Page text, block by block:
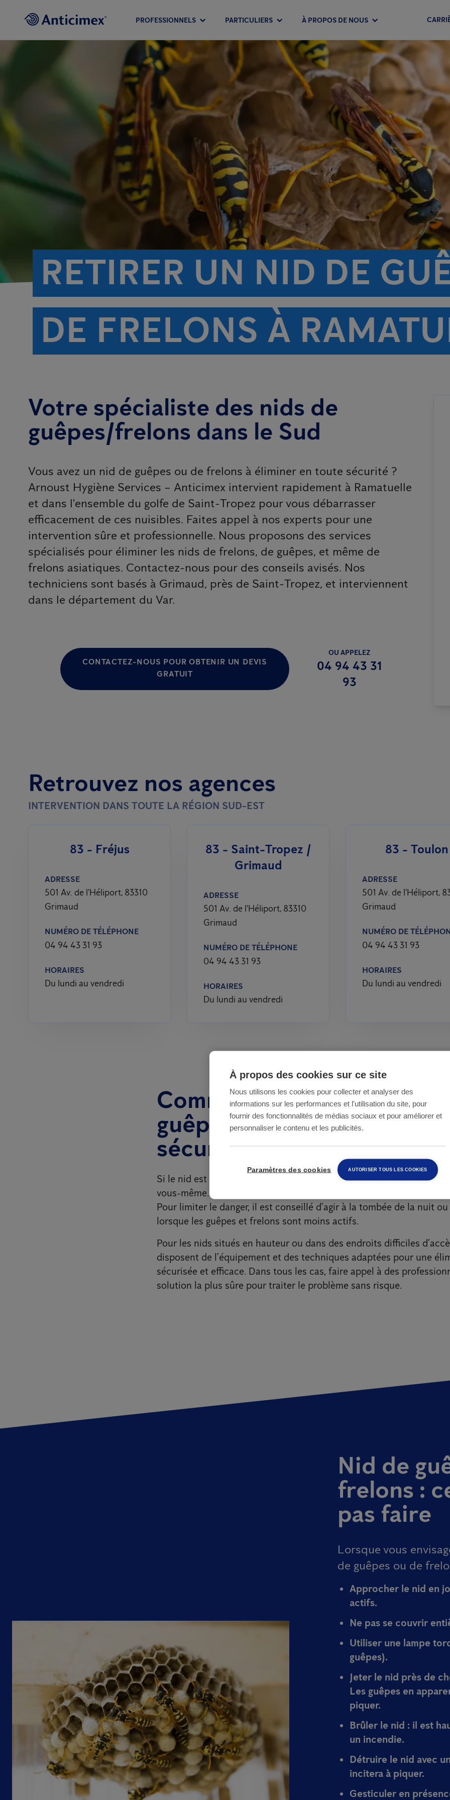
PROFESSIONNELS PARTICULIERS À PROPOS DE NOUS
RETIRER UN NID DE
DE FRELONS À
Votre spécialiste des nids de
guêpes/frelons dans le Sud
Vous avez un nid de guêpes ou de frelons à éliminer en toute sécurité ?
Arnoust Hygiène Services – Anticimex intervient rapidement à Ramatuelle
et dans l'ensemble du golfe de Saint-Tropez pour vous débarrasser
efficacement de ces nuisibles. Faites appel à nos experts pour une
intervention sûre et professionnelle. Nous proposons des services
spécialisés pour éliminer les nids de frelons, de guêpes, et même de
frelons asiatiques. Contactez-nous pour des conseils avisés. Nos
techniciens sont basés à Grimaud, près de Saint-Tropez, et interviennent
dans le département du Var.
CONTACTEZ-NOUS POUR OBTENIR UN DEVIS
GRATUIT
OU APPELEZ
04 94 43 31
93
Retrouvez nos agences
INTERVENTION DANS TOUTE LA RÉGION SUD-EST
83 - Fréjus
ADRESSE
501 Av. de l'Héliport, 83310
Grimaud
NUMÉRO DE TÉLÉPHONE
04 94 43 31 93
HORAIRES
Du lundi au vendredi
83 - Saint-Tropez /
Grimaud
ADRESSE
501 Av. de l'Héliport, 83310
Grimaud
NUMÉRO DE TÉLÉPHONE
04 94 43 31 93
HORAIRES
Du lundi au vendredi
83 - Toulon
ADRESSE
501 Av. de l'Héliport,
Grimaud
NUMÉRO DE
04 94 43 31 93
HORAIRES
Du lundi au vendredi
Comment éliminer un nid de
guêpes ou de frelons en
sécurité ?
Si le nid est visible et facilement accessible, vous pourriez être
vous-même. Cependant, manipuler un nid actif représente un
Pour limiter le danger, il est conseillé d’agir à la tombée de la nuit
lorsque les guêpes et frelons sont moins actifs.
Pour les nids situés en hauteur ou dans des endroits difficiles
disposent de l’équipement et des techniques adaptées pour une
sécurisée et efficace. Dans tous les cas, faire appel à des
solution la plus sûre pour traiter le problème sans risque.
Nid de
frelons :
pas faire
Lorsque vous
de guêpes ou de
Approcher le nid en
actifs.
Ne pas se couvrir
Utiliser une lampe
guêpes).
Jeter le nid près de
Les guêpes en
piquer.
Brûler le nid : il est
un incendie.
Détruire le nid avec
incitera à piquer.
Gesticuler en
À propos des cookies sur ce site
Nous utilisons les cookies pour collecter et analyser des
informations sur les performances et l'utilisation du site, pour
fournir des fonctionnalités de médias sociaux et pour améliorer et
personnaliser le contenu et les publicités.
Paramètres des cookies AUTORISER TOUS LES COOKIES